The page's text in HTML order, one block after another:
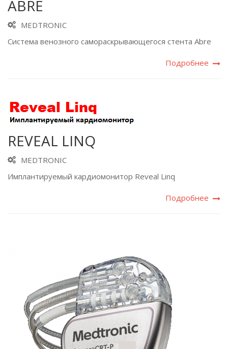
ABRE
MEDTRONIC
Система венозного самораскрывающегося стента Abre
Подробнее
REVEAL LINQ
MEDTRONIC
Имплантируемый кардиомонитор Reveal Linq
Подробнее